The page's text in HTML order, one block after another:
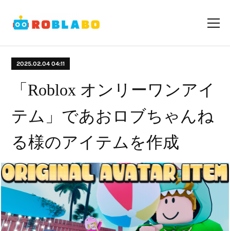
2025.02.04 04:11
「Roblox オンリーワンアイ
テム」であおロブちゃんね
る様のアイテムを作成